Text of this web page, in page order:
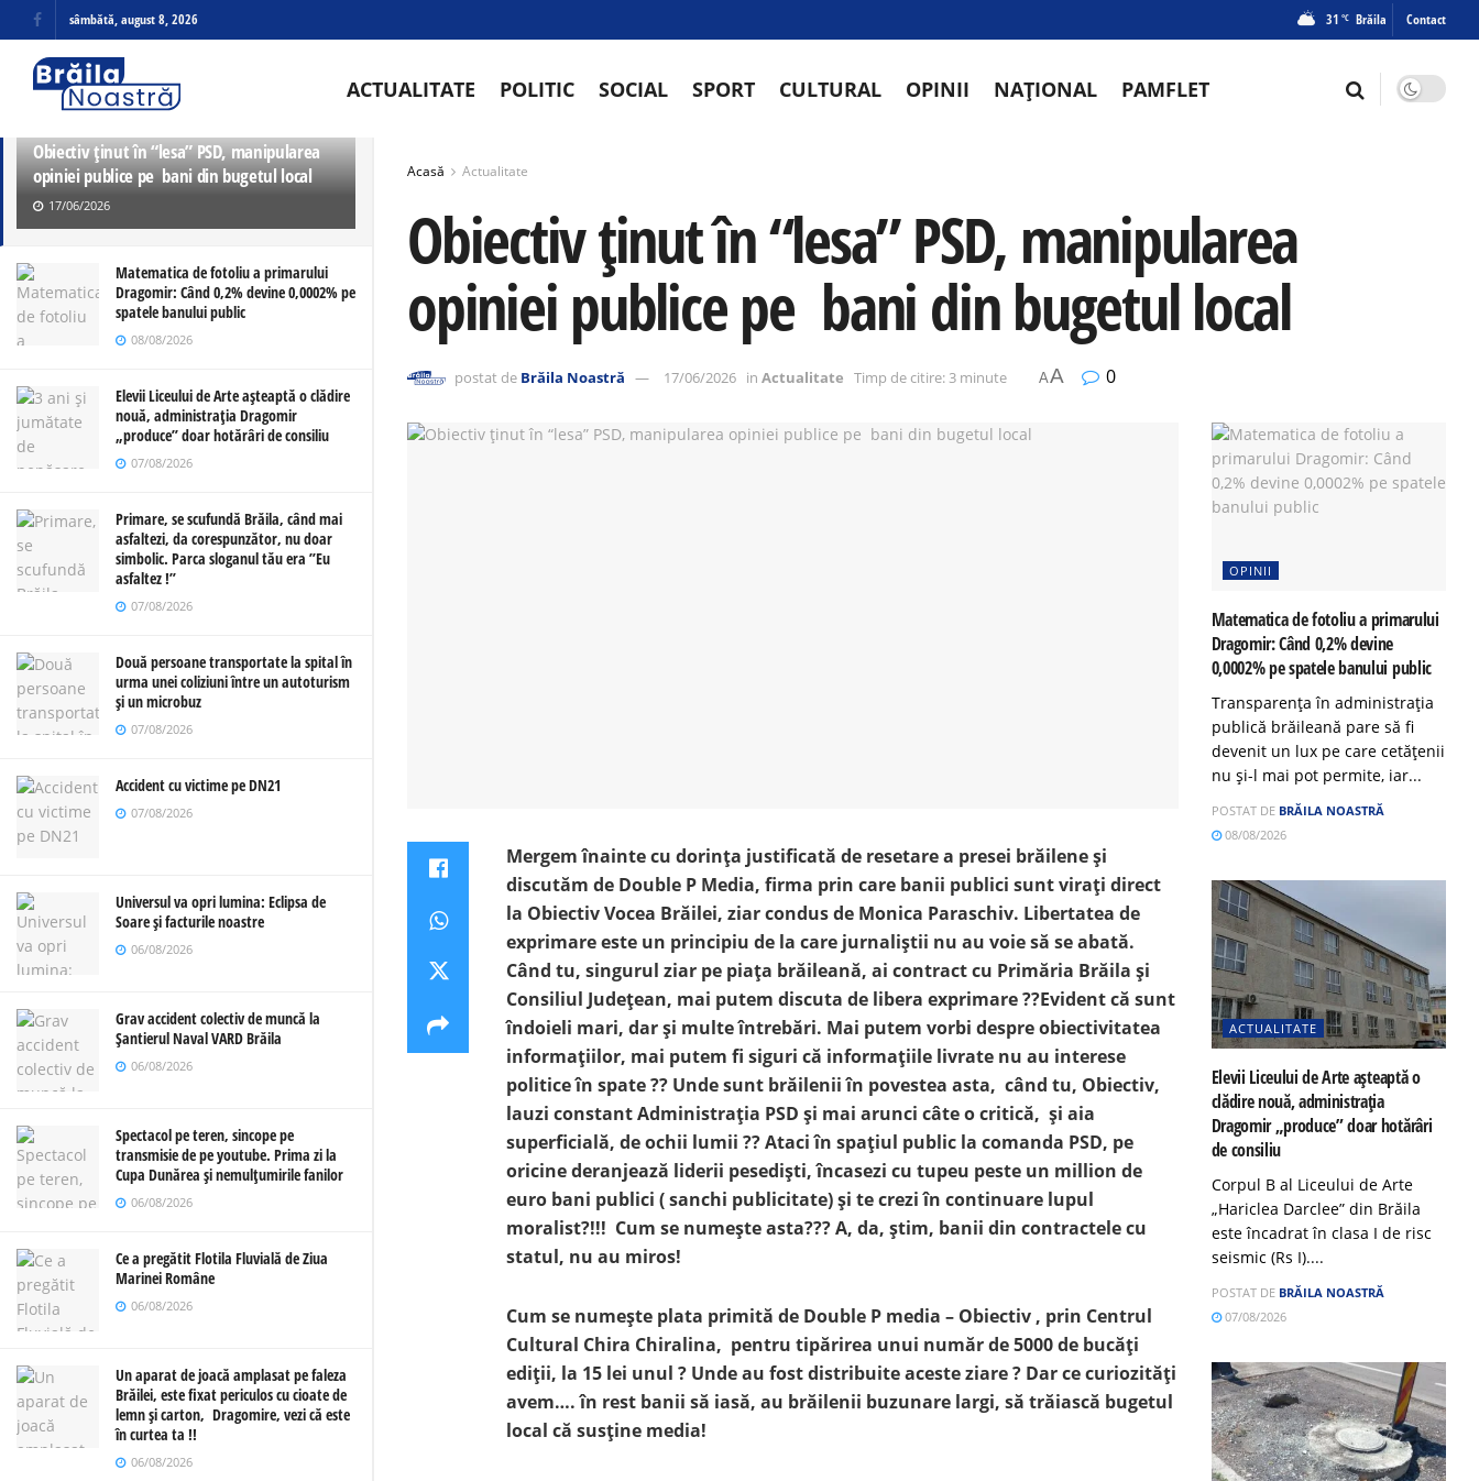
ULTIMELE TRENDING
Obiectiv ținut în “lesa” PSD, manipularea
opiniei publice pe bani din bugetul local
17/06/2026
Matematica de fotoliu a primarului
Dragomir: Când 0,2% devine 0,0002% pe
spatele banului public
08/08/2026
Elevii Liceului de Arte așteaptă o clădire
nouă, administrația Dragomir
„produce” doar hotărâri de consiliu
07/08/2026
Primare, se scufundă Brăila, când mai
asfaltezi, da corespunzător, nu doar
simbolic. Parca sloganul tău era ”Eu
asfaltez !”
07/08/2026
Două persoane transportate la spital în
urma unei coliziuni între un autoturism
și un microbuz
07/08/2026
Accident cu victime pe DN21
07/08/2026
Universul va opri lumina: Eclipsa de
Soare și facturile noastre
06/08/2026
Grav accident colectiv de muncă la
Șantierul Naval VARD Brăila
06/08/2026
Spectacol pe teren, sincope pe
transmisie de pe youtube. Prima zi la
Cupa Dunărea și nemulțumirile fanilor
06/08/2026
Ce a pregătit Flotila Fluvială de Ziua
Marinei Române
06/08/2026
Un aparat de joacă amplasat pe faleza
Brăilei, este fixat periculos cu cioate de
lemn și carton, Dragomire, vezi că este
în curtea ta !!
06/08/2026
sâmbătă, august 8, 2026 31 °C Brăila Contact
ACTUALITATE POLITIC SOCIAL SPORT CULTURAL OPINII NAȚIONAL PAMFLET
Acasă Actualitate
Obiectiv ținut în “lesa” PSD, manipularea
opiniei publice pe bani din bugetul local
postat de Brăila Noastră 17/06/2026 in Actualitate Timp de citire: 3 minute AA 0
Mergem înainte cu dorința justificată de resetare a presei brăilene și
discutăm de Double P Media, firma prin care banii publici sunt virați direct
la Obiectiv Vocea Brăilei, ziar condus de Monica Paraschiv. Libertatea de
exprimare este un principiu de la care jurnaliștii nu au voie să se abată.
Când tu, singurul ziar pe piața brăileană, ai contract cu Primăria Brăila și
Consiliul Județean, mai putem discuta de libera exprimare ??Evident că sunt
îndoieli mari, dar și multe întrebări. Mai putem vorbi despre obiectivitatea
informațiilor, mai putem fi siguri că informațiile livrate nu au interese
politice în spate ?? Unde sunt brăilenii în povestea asta, când tu, Obiectiv,
lauzi constant Administrația PSD și mai arunci câte o critică, și aia
superficială, de ochii lumii ?? Ataci în spațiul public la comanda PSD, pe
oricine deranjează liderii pesediști, încasezi cu tupeu peste un million de
euro bani publici ( sanchi publicitate) și te crezi în continuare lupul
moralist?!!! Cum se numește asta??? A, da, știm, banii din contractele cu
statul, nu au miros!
Cum se numește plata primită de Double P media – Obiectiv , prin Centrul
Cultural Chira Chiralina, pentru tipărirea unui număr de 5000 de bucăți
ediții, la 15 lei unul ? Unde au fost distribuite aceste ziare ? Dar ce curiozități
avem…. în rest banii să iasă, au brăilenii buzunare largi, să trăiască bugetul
local că susține media!
OPINII
Matematica de fotoliu a primarului
Dragomir: Când 0,2% devine
0,0002% pe spatele banului public
Transparența în administrația
publică brăileană pare să fi
devenit un lux pe care cetățenii
nu și-l mai pot permite, iar...
POSTAT DE BRĂILA NOASTRĂ
08/08/2026
ACTUALITATE
Elevii Liceului de Arte așteaptă o
clădire nouă, administrația
Dragomir „produce” doar hotărâri
de consiliu
Corpul B al Liceului de Arte
„Hariclea Darclee” din Brăila
este încadrat în clasa I de risc
seismic (Rs I)....
POSTAT DE BRĂILA NOASTRĂ
07/08/2026